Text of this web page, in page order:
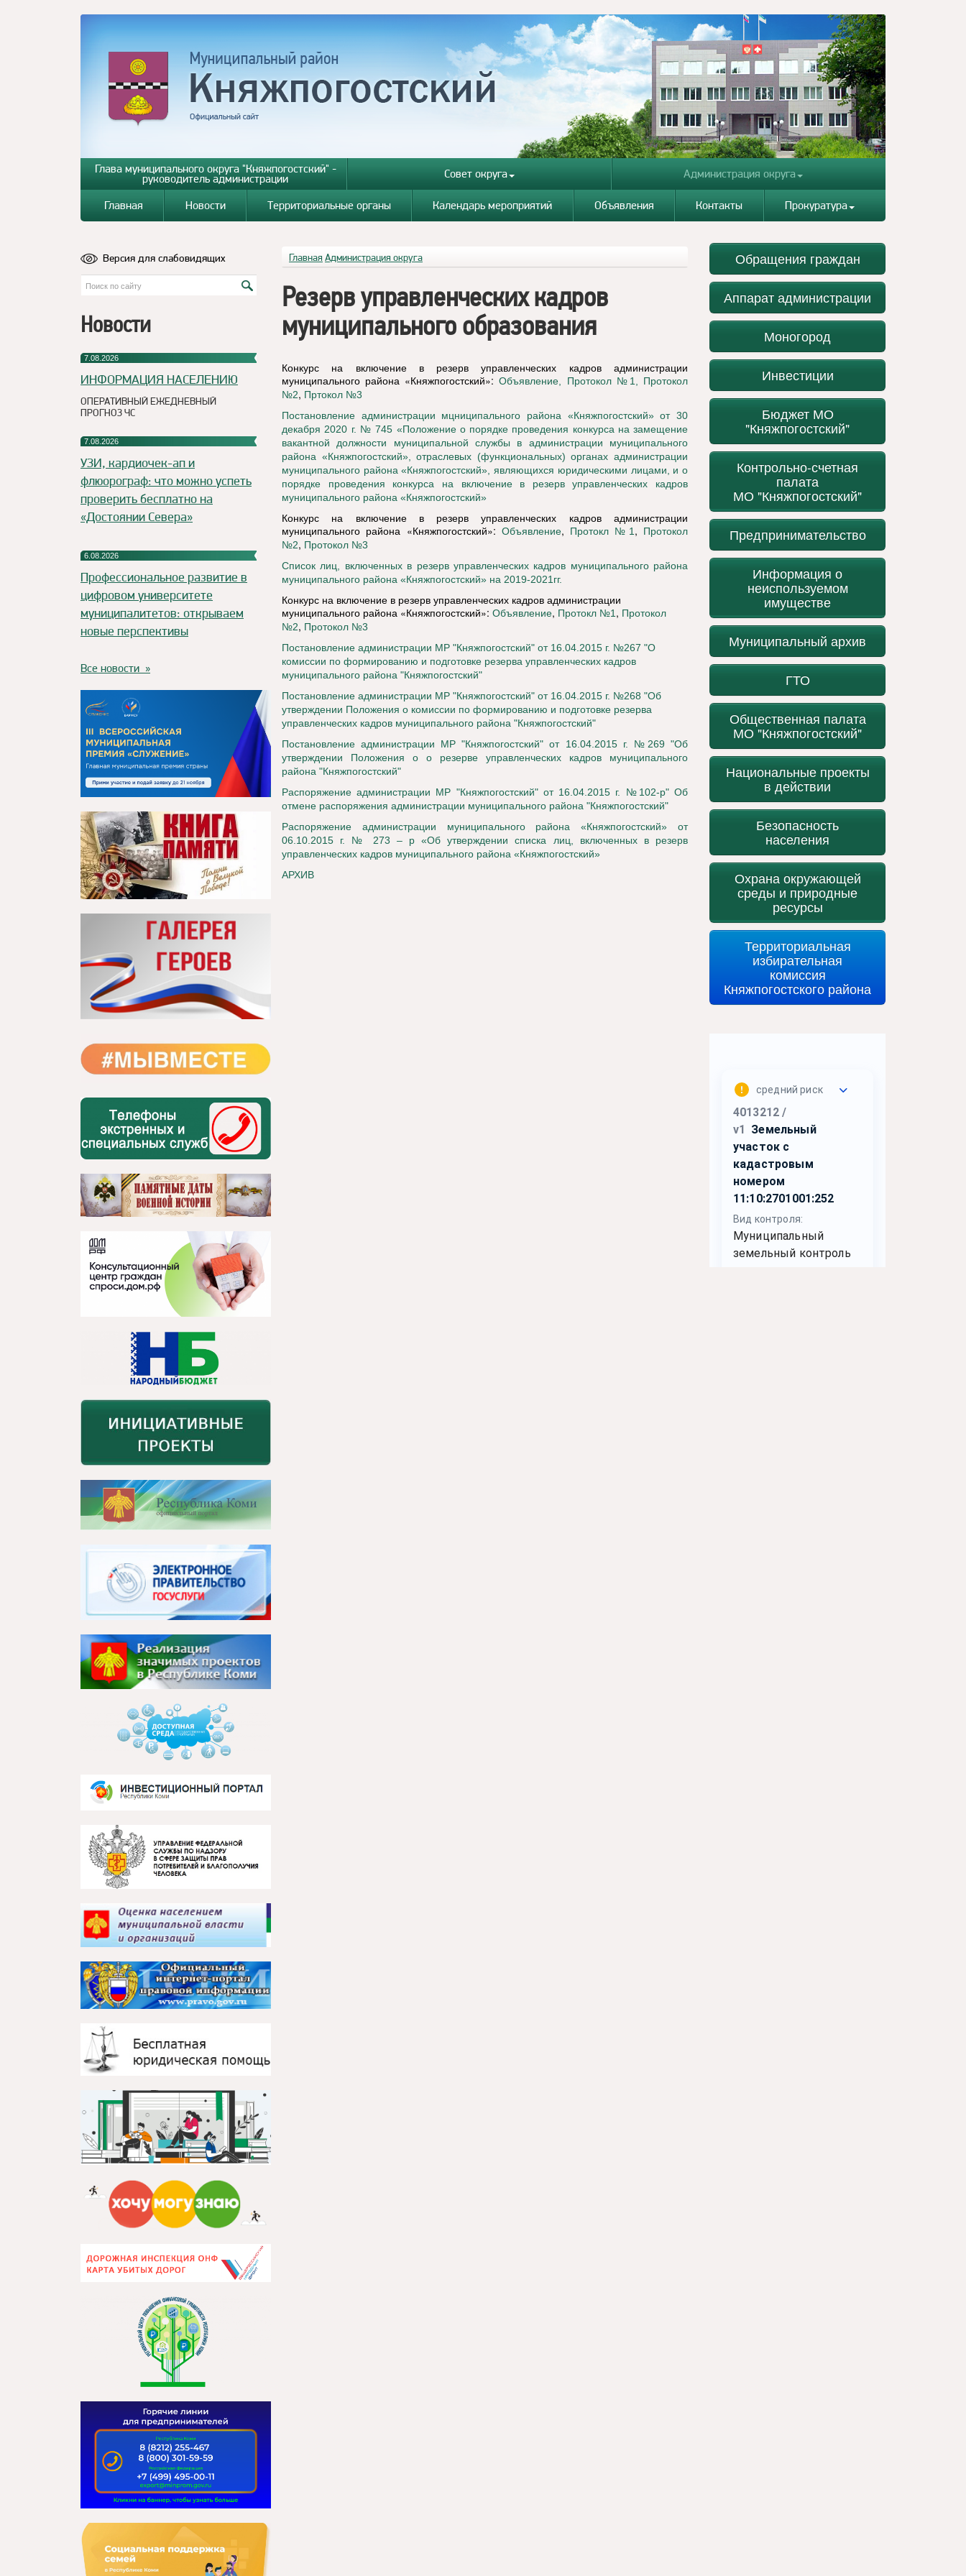
Глава муниципального округа "Княжпогостский" -
руководитель администрации Совет округа Администрация округа
Главная Новости Территориальные органы Календарь мероприятий Объявления Контакты Прокуратура
Версия для слабовидящих
Новости
7.08.2026
ИНФОРМАЦИЯ НАСЕЛЕНИЮ
ОПЕРАТИВНЫЙ ЕЖЕДНЕВНЫЙ
ПРОГНОЗ ЧС
7.08.2026
УЗИ, кардиочек-ап и
флюорограф: что можно успеть
проверить бесплатно на
«Достоянии Севера»
6.08.2026
Профессиональное развитие в
цифровом университете
муниципалитетов: открываем
новые перспективы
Все новости »
Главная Администрация округа
Резерв управленческих кадров
муниципального образования
Конкурс на включение в резерв управленческих кадров администрации
муниципального района «Княжпогостский»:Объявление, Протокол №1
Протокол
№2, Пртокол №3
Постановление администрации мцниципального района «Княжпогостский» от 30
декабря 2020 г. № 745 «Положение о порядке проведения конкурса на замещение
вакантной должности муниципальной службы в администрации муниципального
района «Княжпогостский», отраслевых (функциональных) органах администрации
муниципального района «Княжпогостский», являющихся юридическими лицами, и о
порядке проведения конкурса на включение в резерв управленческих кадров
муниципального района «Княжпогостский»
Конкурс на включение в резерв управленческих кадров администрации
муниципального района «Княжпогостский»: Объявление, Протокл №1,
Протокол
№2, Протокол №3
Список лиц, включенных в резерв управленческих кадров муниципального района
муниципального района «Княжпогостский» на 2019-2021гг.
Конкурс на включение в резерв управленческих кадров администрации
муниципального района «Княжпогостский»: Объявление, Протокл №1 , Протокол
№2, Протокол №3
Постановление администрации МР "Княжпогостский" от 16.04.2015 г. №267 "О
комиссии по формированию и подготовке резерва управленческих кадров
муниципального района "Княжпогостский"
Постановление администрации МР "Княжпогостский" от 16.04.2015 г. №268 "Об
утверждении Положения о комиссии по формированию и подготовке резерва
управленческих кадров муниципального района "Княжпогостский"
Постановление администрации МР "Княжпогостский" от 16.04.2015 г. №269 "Об
утверждении Положения о о резерве управленческих кадров муниципального
района "Княжпогостский"
Распоряжение администрации МР "Княжпогостский" от 16.04.2015 г. №102-р" Об
отмене распоряжения администрации муниципального района "Княжпогостский"
Распоряжение администрации муниципального района «Княжпогостский» от
06.10.2015 г. № 273 – р «Об утверждении списка лиц, включенных в резерв
управленческих кадров муниципального района «Княжпогостский»
АРХИВ
Обращения граждан
Аппарат администрации
Моногород
Инвестиции
Бюджет МО
"Княжпогостский"
Контрольно-счетная
палата
МО "Княжпогостский"
Предпринимательство
Информация о
неиспользуемом
имуществе
Муниципальный архив
ГТО
Общественная палата
МО "Княжпогостский"
Национальные проекты
в действии
Безопасность
населения
Охрана окружающей
среды и природные
ресурсы
Территориальная
избирательная
комиссия
Княжпогостского района